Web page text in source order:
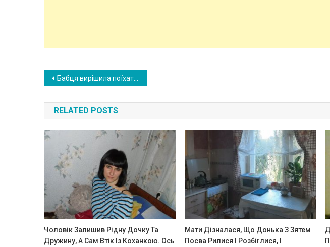
Post
navigation
Бабця вирішила поїхати до санаторію, підкріпити здоров’я. І незабаром дід отримав від неї листа, що в неї з’явився інший. Це стало найкращим днем у житті діда!
RELATED POSTS
Чоловік Залишив Рідну Дочку Та
Дружину, А Сам Втік Із Kоханкою. Ось
Мати Дізналася, Що Донька З Зятем
Посва Рилися І Розбіrлися, І